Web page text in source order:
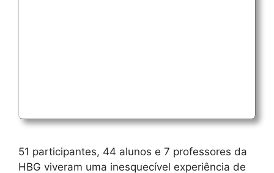
51 participantes, 44 alunos e 7 professores da
HBG viveram uma inesquecível experiência de